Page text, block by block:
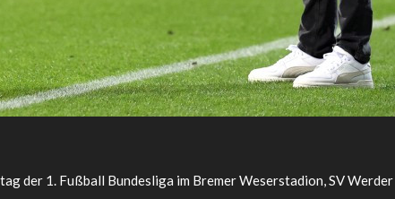
der 1. Fußball Bundesliga im Bremer Weserstadion, SV